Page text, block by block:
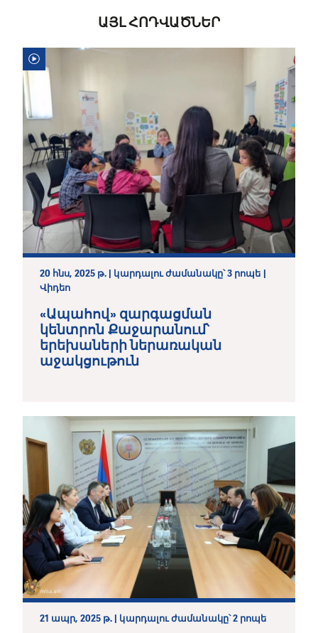
ԱՅԼ ՀՈԴՎԱԾՆԵՐ
20 հնս, 2025 թ. | կարդալու ժամանակը՝ 3 րոպե |
Վիդեո
«Ապահով» զարգացման
կենտրոն Քաջարանում՝
երեխաների ներառական
աջակցութուն
21 ապր, 2025 թ. | կարդալու ժամանակը՝ 2 րոպե